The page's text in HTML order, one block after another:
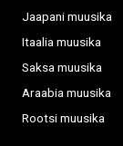
Jaapani muusika
Itaalia muusika
Saksa muusika
Araabia muusika
Rootsi muusika